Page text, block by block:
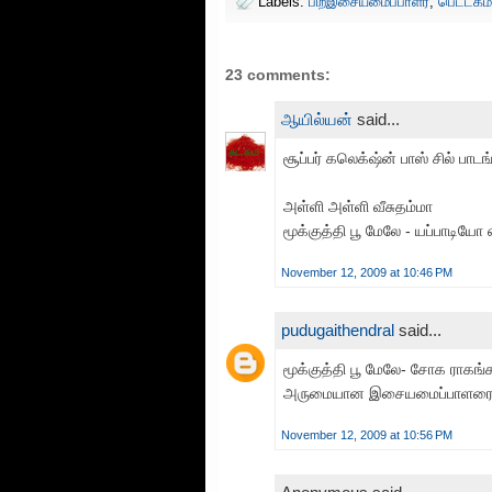
23 comments:
ஆயில்யன் said...
சூப்பர் கலெக்‌ஷ்ன் பாஸ் சில்
அள்ளி அள்ளி வீசுதம்மா
மூக்குத்தி பூ மேலே - யப்பாடியோ
November 12, 2009 at 10:46 PM
pudugaithendral said...
மூக்குத்தி பூ மேலே- சோக
அருமையான
November 12, 2009 at 10:56 PM